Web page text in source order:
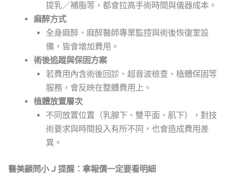
提乳／補脂等，都會拉高手術時間與儀器成本。
麻醉方式
全身麻醉、麻醉醫師專業監控與術後恢復室設
備，皆會增加費用。
術後追蹤與保固方案
若費用內含術後回診、超音波檢查、植體保固等
服務，會反映在整體費用上。
植體放置層次
不同放置位置（乳腺下、雙平面、肌下），對技
術要求與時間投入有所不同，也會造成費用差
異。
醫美顧問小 J 提醒：拿報價一定要看明細